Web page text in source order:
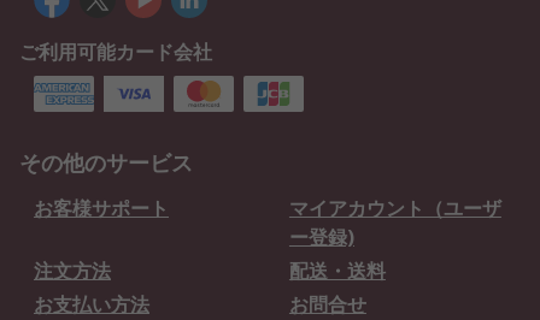
ご利用可能カード会社
その他のサービス
お客様サポート
マイアカウント（ユーザ
ー登録)
注文方法
配送・送料
お支払い方法
お問合せ